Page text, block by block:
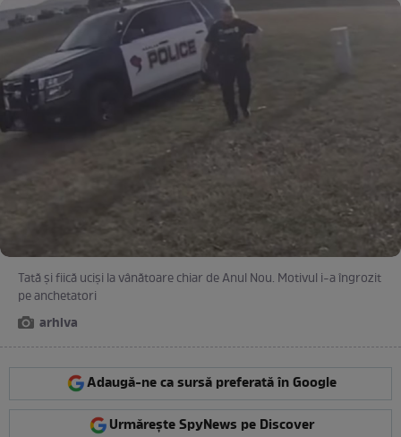
Tată și fiică uciși la vânătoare chiar de Anul Nou. Motivul i-a îngrozit
pe anchetatori
arhiva
Adaugă-ne ca sursă preferată în Google
Urmărește SpyNews pe Discover